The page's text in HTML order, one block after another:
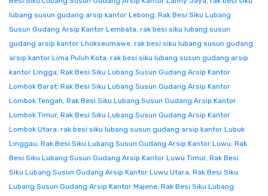
lubang susun gudang arsip kantor Lebong, Rak Besi Siku Lubang
Susun Gudang Arsip Kantor Lembata, rak besi siku lubang susun
gudang arsip kantor Lhokseumawe, rak besi siku lubang susun gudang
arsip kantor Lima Puluh Kota, rak besi siku lubang susun gudang arsip
kantor Lingga, Rak Besi Siku Lubang Susun Gudang Arsip Kantor
Lombok Barat, Rak Besi Siku Lubang Susun Gudang Arsip Kantor
Lombok Tengah, Rak Besi Siku Lubang Susun Gudang Arsip Kantor
Lombok Timur, Rak Besi Siku Lubang Susun Gudang Arsip Kantor
Lombok Utara, rak besi siku lubang susun gudang arsip kantor Lubuk
Linggau, Rak Besi Siku Lubang Susun Gudang Arsip Kantor Luwu, Rak
Besi Siku Lubang Susun Gudang Arsip Kantor Luwu Timur, Rak Besi
Siku Lubang Susun Gudang Arsip Kantor Luwu Utara, Rak Besi Siku
Lubang Susun Gudang Arsip Kantor Majene, Rak Besi Siku Lubang